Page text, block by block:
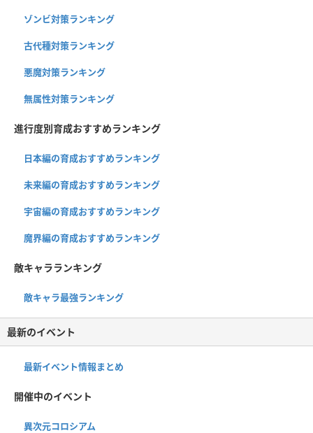
ゾンビ対策ランキング
古代種対策ランキング
悪魔対策ランキング
無属性対策ランキング
進行度別育成おすすめランキング
日本編の育成おすすめランキング
未来編の育成おすすめランキング
宇宙編の育成おすすめランキング
魔界編の育成おすすめランキング
敵キャラランキング
敵キャラ最強ランキング
最新のイベント
最新イベント情報まとめ
開催中のイベント
異次元コロシアム